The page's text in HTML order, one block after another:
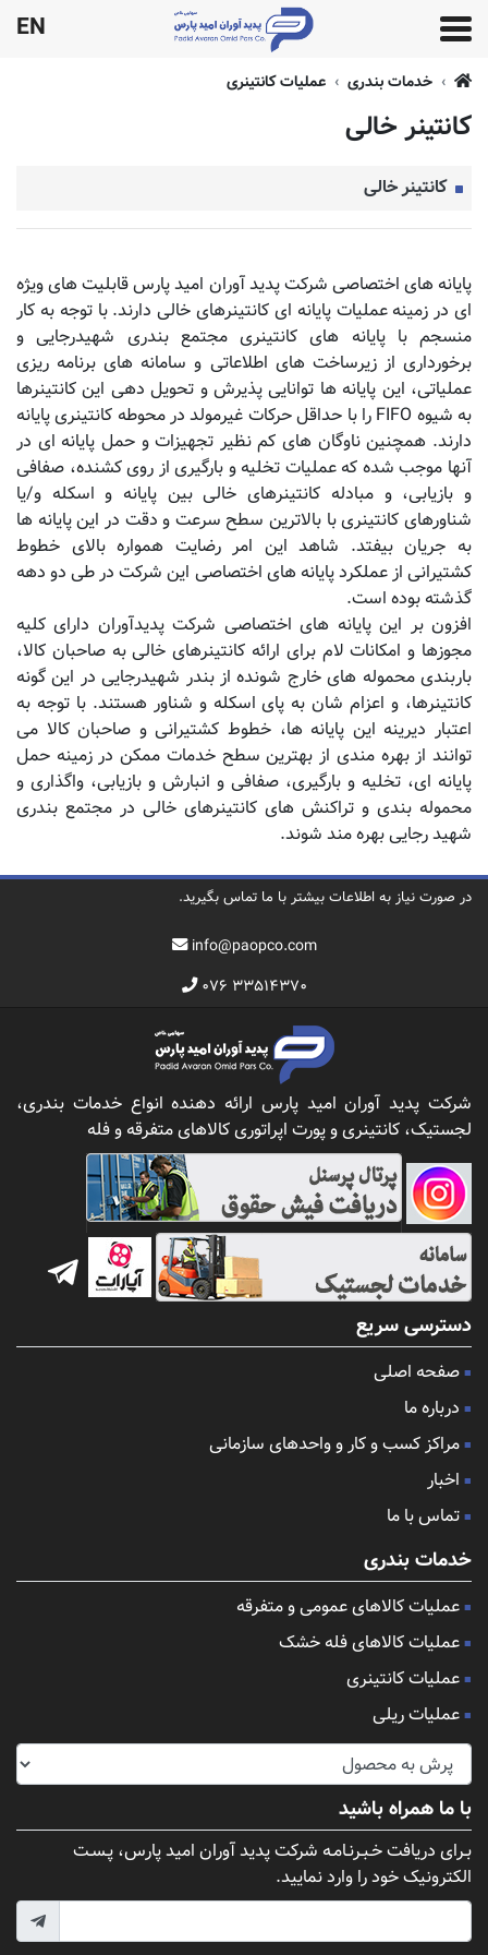
EN
خدمات بندری عملیات کانتینری
کانتینر خالی
کانتینر خالی
پایانه های اختصاصی شرکت پدید آوران امید پارس قابلیت های ویژه
ای در زمینه عملیات پایانه ای کانتینرهای خالی دارند. با توجه به کار
منسجم با پایانه های کانتینری مجتمع بندری شهیدرجایی و
برخورداری از زیرساخت های اطلاعاتی و سامانه های برنامه ریزی
عملیاتی، این پایانه ها توانایی پذیرش و تحویل دهی این کانتینرها
به شیوه FIFO را با حداقل حرکات غیرمولد در محوطه کانتینری پایانه
دارند. همچنین ناوگان های کم نظیر تجهیزات و حمل پایانه ای در
آنها موجب شده که عملیات تخلیه و بارگیری از روی کشنده، صفافی
و بازیابی، و مبادله کانتینرهای خالی بین پایانه و اسکله و/یا
شناورهای کانتینری با بالاترین سطح سرعت و دقت در این پایانه ها
به جریان بیفتد. شاهد این امر رضایت همواره بالای خطوط
کشتیرانی از عملکرد پایانه های اختصاصی این شرکت در طی دو دهه
گذشته بوده است.
افزون بر این پایانه های اختصاصی شرکت پدیدآوران دارای کلیه
مجوزها و امکانات لام برای ارائه کانتینرهای خالی به صاحبان کالا،
باربندی محموله های خارج شونده از بندر شهیدرجایی در این گونه
کانتینرها، و اعزام شان به پای اسکله و شناور هستند. با توجه به
اعتبار دیرینه این پایانه ها، خطوط کشتیرانی و صاحبان کالا می
توانند از بهره مندی از بهترین سطح خدمات ممکن در زمینه حمل
پایانه ای، تخلیه و بارگیری، صفافی و انبارش و بازیابی، واگذاری و
محموله بندی و تراکنش های کانتینرهای خالی در مجتمع بندری
شهید رجایی بهره مند شوند.
در صورت نیاز به اطلاعات بیشتر با ما تماس بگیرید.
info@paopco.com
۰۷۶ ۳۳۵۱۴۳۷۰
شرکت پدید آوران امید پارس ارائه دهنده انواع خدمات بندری،
لجستیک، کانتینری و پورت اپراتوری کالاهای متفرقه و فله
دسترسی سریع
صفحه اصلی
درباره ما
مراکز کسب و کار و واحدهای سازمانی
اخبار
تماس با ما
خدمات بندری
عملیات کالاهای عمومی و متفرقه
عملیات کالاهای فله خشک
عملیات کانتینری
عملیات ریلی
با ما همراه باشید
بـرای دریافت خـبـرنـامـه شرکت پدید آوران امید پارس، پـسـت
الکترونیک خود را وارد نمایید.